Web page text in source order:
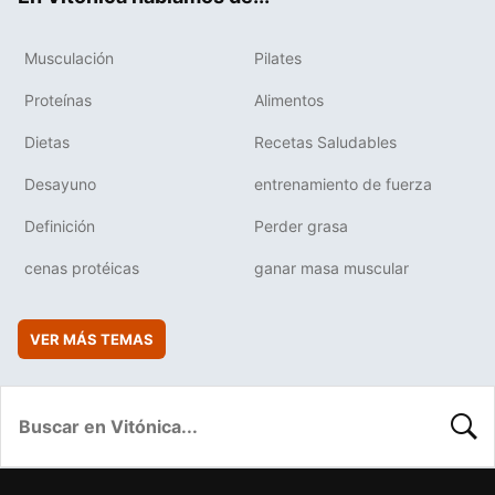
Musculación Pilates
Proteínas Alimentos
Dietas Recetas Saludables
Desayuno entrenamiento de fuerza
Definición Perder grasa
cenas protéicas ganar masa muscular
VER MÁS TEMAS